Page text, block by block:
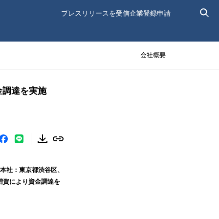
プレスリリースを受信企業登録申請
会社概要
達を実施
社：東京都渋谷区、
資により資金調達を